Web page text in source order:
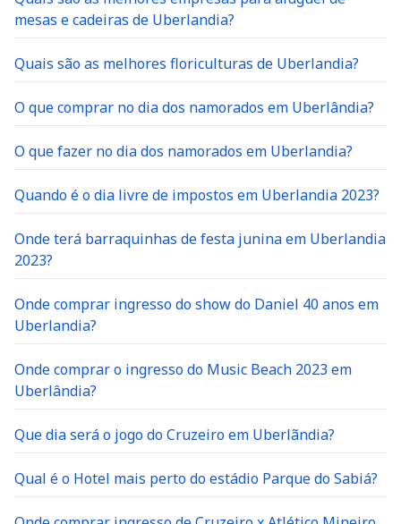
mesas e cadeiras de Uberlandia?
Quais são as melhores floriculturas de Uberlandia?
O que comprar no dia dos namorados em Uberlândia?
O que fazer no dia dos namorados em Uberlandia?
Quando é o dia livre de impostos em Uberlandia 2023?
Onde terá barraquinhas de festa junina em Uberlandia
2023?
Onde comprar ingresso do show do Daniel 40 anos em
Uberlandia?
Onde comprar o ingresso do Music Beach 2023 em
Uberlândia?
Que dia será o jogo do Cruzeiro em Uberlãndia?
Qual é o Hotel mais perto do estádio Parque do Sabiá?
Onde comprar ingresso de Cruzeiro x Atlético Mineiro